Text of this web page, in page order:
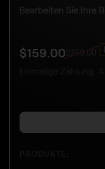
Bearbeiten Sie Ihre
$159.00 259.00